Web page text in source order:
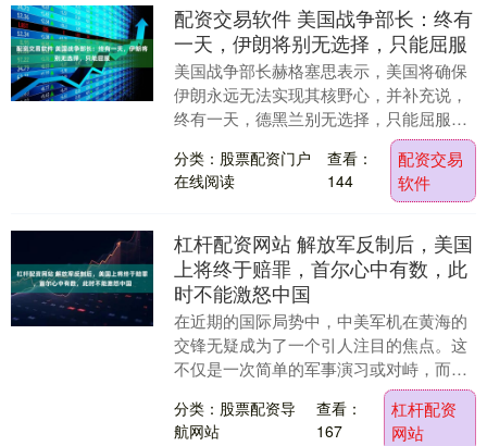
配资交易软件 美国战争部长：终有
一天，伊朗将别无选择，只能屈服
美国战争部长赫格塞思表示，美国将确保
伊朗永远无法实现其核野心，并补充说，
终有一天，德黑兰别无选择，只能屈服。
赫格塞思在接受采访时指出，他的国家已
准备好采取一切可....
分类：股票配资门户
在线阅读
查看：
144
配资交易
软件
杠杆配资网站 解放军反制后，美国
上将终于赔罪，首尔心中有数，此
时不能激怒中国
在近期的国际局势中，中美军机在黄海的
交锋无疑成为了一个引人注目的焦点。这
不仅是一次简单的军事演习或对峙，而是
深刻揭示了美国与其盟友韩国之间潜在的
紧张关系，以及在....
分类：股票配资导
航网站
查看：
167
杠杆配资
网站